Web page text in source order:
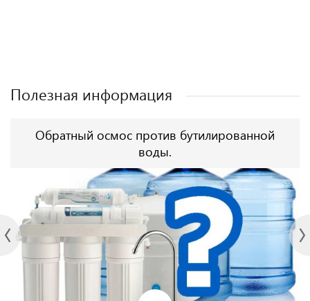
Полезная информация
Обратный осмос против бутилированной
воды.